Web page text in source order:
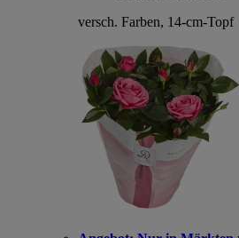
versch. Farben, 14-cm-Topf